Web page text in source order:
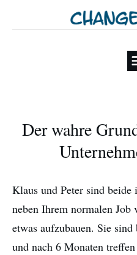
Der wahre
Klaus und Peter sind
neben Ihrem normalen Job
etwas aufzubauen. Sie
und nach 6 Monaten